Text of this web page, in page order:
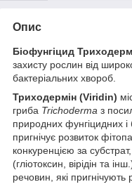
Опис
Біофунгіцид
захисту рослин від
бактеріальних хвороб.
Триходермін (Viridin)
гриба Trichoderma з
природних фунгіцидних і
пригнічує розвиток
конкуренцією за
(гліотоксин, вірідін та
речовин, які пригнічують